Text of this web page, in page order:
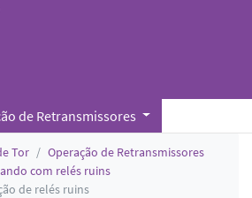
de Retransmissores
Tor
Operação de Retransmissores
com relés ruins
de relés ruins